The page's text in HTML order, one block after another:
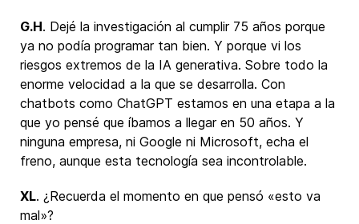
G.H. Dejé la investigación al cumplir 75 años porque
ya no podía programar tan bien. Y porque vi los
riesgos extremos de la IA generativa. Sobre todo la
enorme velocidad a la que se desarrolla. Con
chatbots como ChatGPT estamos en una etapa a la
que yo pensé que íbamos a llegar en 50 años. Y
ninguna empresa, ni Google ni Microsoft, echa el
freno, aunque esta tecnología sea incontrolable.
XL. ¿Recuerda el momento en que pensó «esto va
mal»?